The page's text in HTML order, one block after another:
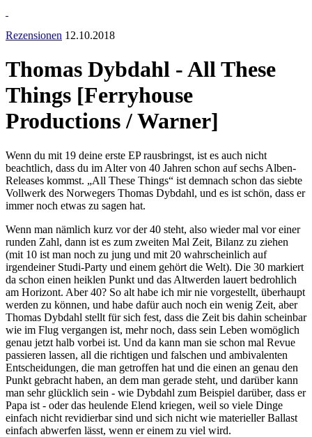
Rezensionen 12.10.2018
Thomas Dybdahl - All These
Things [Ferryhouse
Productions / Warner]
Wenn du mit 19 deine erste EP rausbringst, ist es auch nicht
beachtlich, dass du im Alter von 40 Jahren schon auf sechs Alben-
Releases kommst. „All These Things“ ist demnach schon das siebte
Vollwerk des Norwegers Thomas Dybdahl, und es ist schön, dass er
immer noch etwas zu sagen hat.
Wenn man nämlich kurz vor der 40 steht, also wieder mal vor einer
runden Zahl, dann ist es zum zweiten Mal Zeit, Bilanz zu ziehen
(mit 10 ist man noch zu jung und mit 20 wahrscheinlich auf
irgendeiner Studi-Party und einem gehört die Welt). Die 30 markiert
da schon einen heiklen Punkt und das Altwerden lauert bedrohlich
am Horizont. Aber 40? So alt habe ich mir nie vorgestellt, überhaupt
werden zu können, und habe dafür auch noch ein wenig Zeit, aber
Thomas Dybdahl stellt für sich fest, dass die Zeit bis dahin scheinbar
wie im Flug vergangen ist, mehr noch, dass sein Leben womöglich
genau jetzt halb vorbei ist. Und da kann man sie schon mal Revue
passieren lassen, all die richtigen und falschen und ambivalenten
Entscheidungen, die man getroffen hat und die einen an genau den
Punkt gebracht haben, an dem man gerade steht, und darüber kann
man sehr glücklich sein - wie Dybdahl zum Beispiel darüber, dass er
Papa ist - oder das heulende Elend kriegen, weil so viele Dinge
einfach nicht revidierbar sind und sich nicht wie materieller Ballast
einfach abwerfen lässt, wenn er einem zu viel wird.